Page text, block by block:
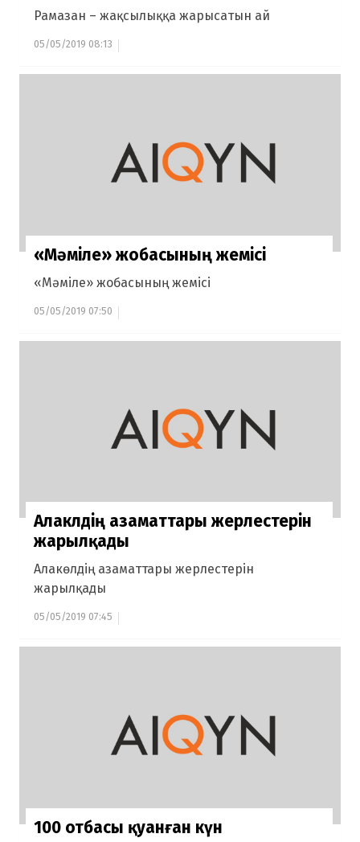
Рамазан – жақсылыққа жарысатын ай
05/05/2019 08:13
«Мәміле» жобасының жемісі
«Мәміле» жобасының жемісі
05/05/2019 07:50
Алакөлдің азаматтары жерлестерін
жарылқады
Алакөлдің азаматтары жерлестерін
жарылқады
05/05/2019 07:45
100 отбасы қуанған күн